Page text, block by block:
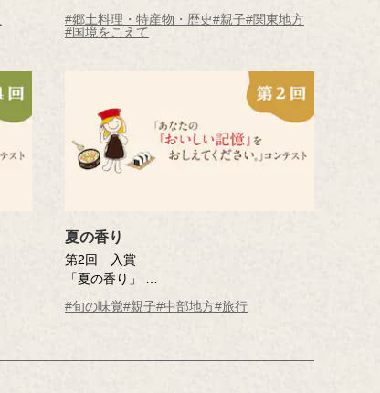
野中 碧さん（東京都・30歳）
※年齢は応募時
#郷土料理・特産物・歴史#親子#関東地方
#国境をこえて
夏の香り
第2回 入賞
「夏の香り」
曽田 喜人さん（愛知県）
※年齢は応募時
#旬の味覚#親子#中部地方#旅行